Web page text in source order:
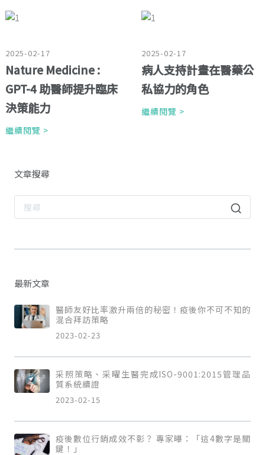
2025-02-17
Nature Medicine :
GPT-4 助醫師提升臨床
決策能力
繼續閱覽 >
2025-02-17
病人支持計畫在醫藥公
私協力的角色
繼續閱覽 >
文章搜尋
最新文章
醫師友好比率激升兩倍的秘密！疫後你不可不知的
混合拜訪策略
2023-02-23
采照策略、采曜生醫完成ISO-9001:2015管理品
質系統續證
2023-02-15
疫後數位行銷成效不彰？ 專家曝：「這4數字是關
鍵！」